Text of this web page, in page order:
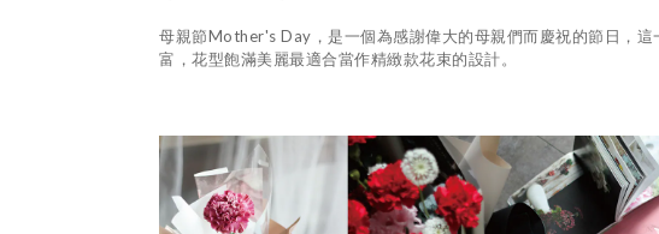
母親節Mother's Day，是一個為感謝偉大的母親們而慶祝的節日，
富，花型飽滿美麗最適合當作精緻款花束的設計。